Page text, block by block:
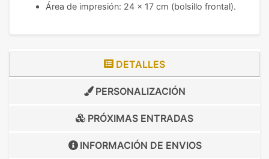
Área de impresión: 24 x 17 cm (bolsillo frontal).
DETALLES
PERSONALIZACIÓN
PRÓXIMAS ENTRADAS
INFORMACIÓN DE ENVIOS